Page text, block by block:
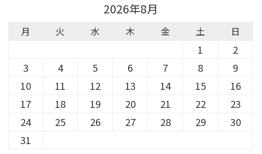
2026年8月
月 火 水 木 金 土 日
1
2
3
4 5 6 7 8
9
10
11 12 13 14 15
16
17
18 19 20 21 22
23
24
25 26 27 28 29
30
31